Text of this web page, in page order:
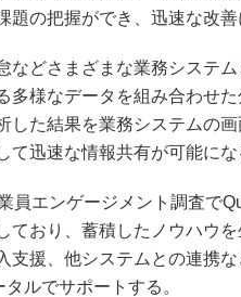
題の把握ができ、迅速な改善
どさまざまな業務システ
多様なデータを組み合わせ
した結果を業務システムの
て迅速な情報共有が可能にな
エンゲージメント調査で
ており、蓄積したノウハウ
支援、他システムとの連携
ルでサポートする。